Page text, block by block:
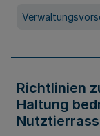
Richtlinien
Haltung